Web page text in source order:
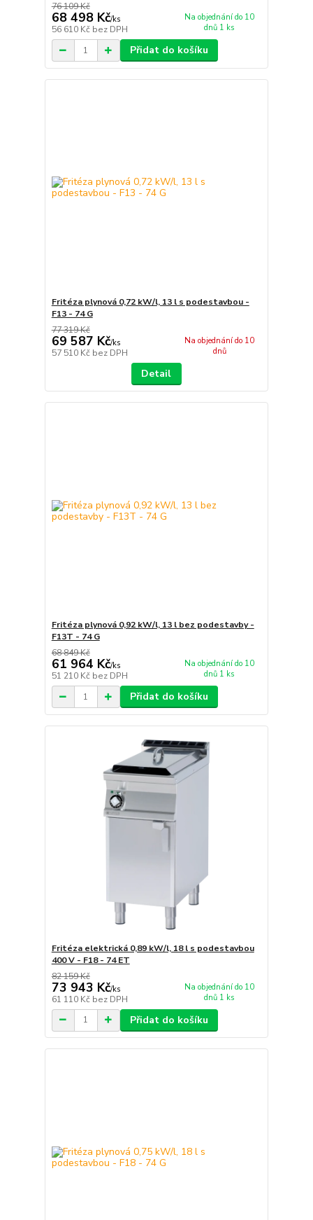
76 109 Kč
68 498 Kč/ks
56 610 Kč bez DPH
Na objednání do 10
dnů 1 ks
Přidat do košíku
Fritéza plynová 0,72 kW/l, 13 l s podestavbou -
F13 - 74 G
77 319 Kč
69 587 Kč/ks
57 510 Kč bez DPH
Na objednání do 10
dnů
Detail
Fritéza plynová 0,92 kW/l, 13 l bez podestavby -
F13T - 74 G
68 849 Kč
61 964 Kč/ks
51 210 Kč bez DPH
Na objednání do 10
dnů 1 ks
Přidat do košíku
Fritéza elektrická 0,89 kW/l, 18 l s podestavbou
400 V - F18 - 74 ET
82 159 Kč
73 943 Kč/ks
61 110 Kč bez DPH
Na objednání do 10
dnů 1 ks
Přidat do košíku